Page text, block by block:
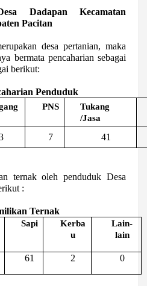
Dadapan Kecamatan
Pacitan
desa pertanian, maka
bermata pencaharian sebagai
berikut:
Penduduk
PNS
Tukang
/Jasa
7 41
ternak oleh penduduk Desa
:
Ternak
Sapi
Kerba
u
Lain-
lain
61 2 0